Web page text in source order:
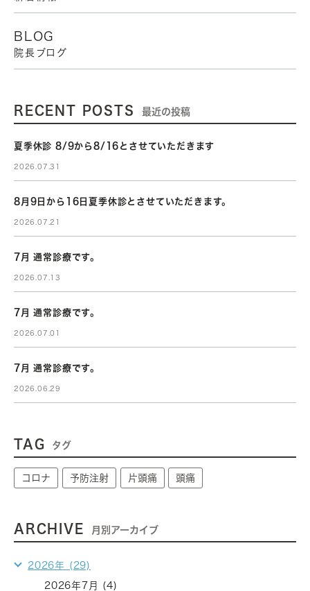
BLOG
院長ブログ
RECENT POSTS 最近の投稿
夏季休診 8/9から8/16とさせていただきます
2026.07.31
8月9日から16日夏季休診とさせていただきます。
2026.07.21
7月 通常診療です。
2026.07.13
7月 通常診療です。
2026.07.01
7月 通常診療です。
2026.06.29
TAG タグ
コロナ 予防注射 片頭痛 頭痛
ARCHIVE 月別アーカイブ
2026年 (29)
2026年7月 (4)